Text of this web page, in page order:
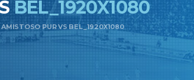
BEL_1920X1080
PUR VS BEL_1920X1080